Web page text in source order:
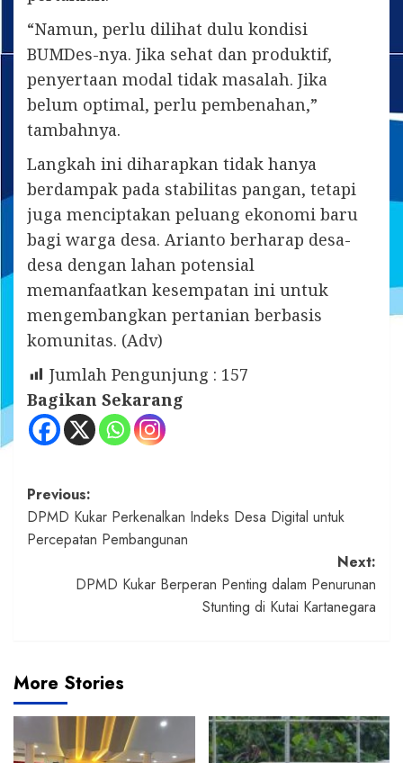
“Namun, perlu dilihat dulu kondisi
BUMDes-nya. Jika sehat dan produktif,
penyertaan modal tidak masalah. Jika
belum optimal, perlu pembenahan,”
tambahnya.
Langkah ini diharapkan tidak hanya
berdampak pada stabilitas pangan, tetapi
juga menciptakan peluang ekonomi baru
bagi warga desa. Arianto berharap desa-
desa dengan lahan potensial
memanfaatkan kesempatan ini untuk
mengembangkan pertanian berbasis
komunitas. (Adv)
Jumlah Pengunjung : 157
Bagikan Sekarang
Post
navigation
Previous:
DPMD Kukar Perkenalkan Indeks Desa Digital untuk
Percepatan Pembangunan
Next:
DPMD Kukar Berperan Penting dalam Penurunan
Stunting di Kutai Kartanegara
More Stories